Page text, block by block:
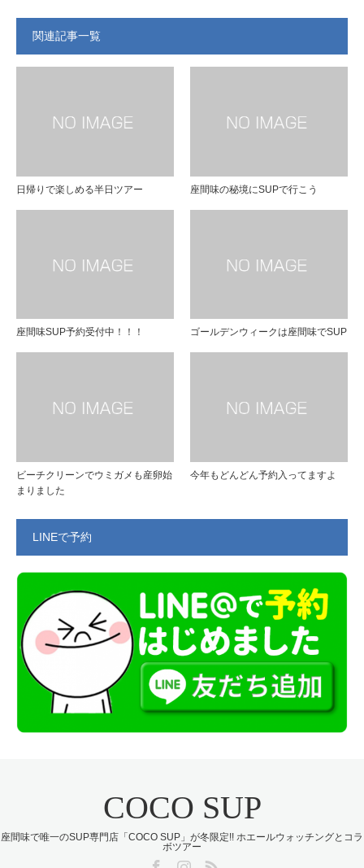
関連記事一覧
日帰りで楽しめる半日ツアー 座間味の秘境にSUPで行こう
座間味SUP予約受付中！！！ ゴールデンウィークは座間味でSUP
ビーチクリーンでウミガメも産卵始
まりました
今年もどんどん予約入ってますよ
LINEで予約
COCO SUP
座間味で唯一のSUP専門店「COCO SUP」が冬限定!! ホエールウォッチングとコラ
ボツアー